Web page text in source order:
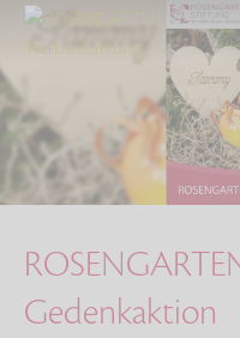
Aktuelles
ROSENGARTEN-Sterne - Ostern
Gedenkaktion